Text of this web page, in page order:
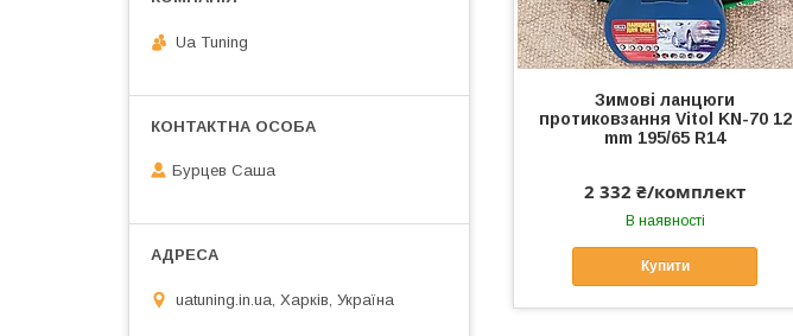
Зимові ланцюги
протиковзання Vitol KN-70 12
mm 195/65 R14
2 332 ₴/комплект
В наявності
Купити
Ua Tuning
Бурцев Саша
uatuning.in.ua, Харків, Україна